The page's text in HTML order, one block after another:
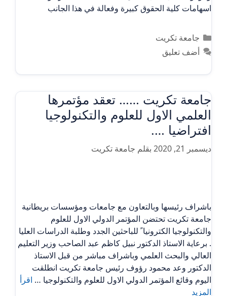
اسهامات كلية الحقوق كبيرة وفعالة في هذا الجانب
التصنيفات
جامعة تكريت
أضف تعليق
جامعة تكريت …… تعقد مؤتمرها
العلمي الاول للعلوم والتكنولوجيا
افتراضيا ….
ديسمبر 21, 2020 بقلم جامعة تكريت
باشراف رئيسها وبالتعاون مع جامعات ومؤسسات بريطانية
جامعة تكريت تحتضن المؤتمر الدولي الاول للعلوم
والتكنولوجيا الكترونيا ً للباحثين الجدد وطلبة الدراسات العليا
. برعاية الاستاذ الدكتور نبيل كاظم عبد الصاحب وزير التعليم
العالي والبحث العلمي وباشراف مباشر من قبل الاستاذ
الدكتور وعد محمود رؤوف رئيس جامعة تكريت انطلقت
اليوم وقائع المؤتمر الدولي الاول للعلوم والتكنولوجيا … اقرأ
المزيد